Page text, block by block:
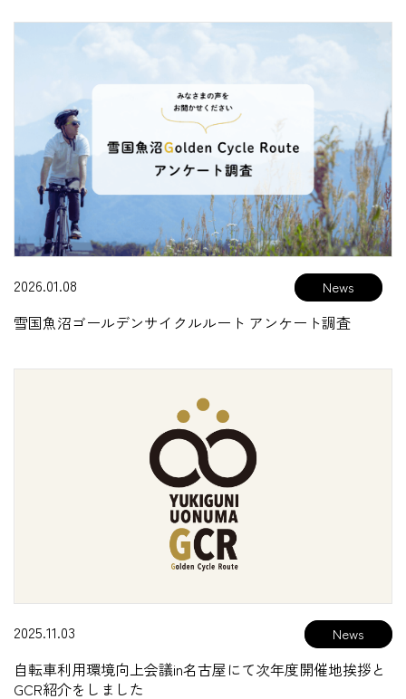
雪国魚沼ゴールデンサイクルルート アンケート調査
2026.01.08
自転車利用環境向上会議in名古屋にて次年度開催地挨拶と
GCR紹介をしました
2025.11.03